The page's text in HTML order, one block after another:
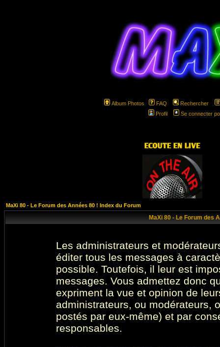
Album Photos FAQ
Rechercher
Profil
Se connecter
MaXi 80 - Le Forum des Années 80 ! Index du Forum
MaXi 80 - Le Forum des
Les administrateurs et
éditer tous les messages à
possible. Toutefois, il leur est
messages. Vous admettez donc
expriment la vue et opinion de
administrateurs, ou modérateurs,
postés par eux-même) et par
responsables.